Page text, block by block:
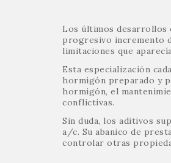
Los últimos desarrollos
progresivo incremento
limitaciones que
Esta especialización
hormigón preparado y
hormigón, el
conflictivas.
Sin duda, los aditivos
a/c. Su abanico de
controlar otras